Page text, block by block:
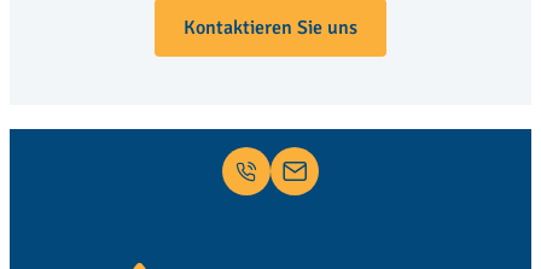
Kontaktieren Sie uns